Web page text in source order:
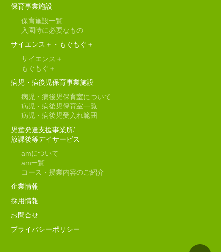
保育事業施設
保育施設一覧
入園時に必要なもの
サイエンス＋・もぐもぐ＋
サイエンス＋
もぐもぐ＋
病児・病後児保育事業施設
病児・病後児保育室について
病児・病後児保育室一覧
病児・病後児受入れ範囲
児童発達支援事業所/
放課後等デイサービス
amについて
am一覧
コース・授業内容のご紹介
企業情報
採用情報
お問合せ
プライバシーポリシー